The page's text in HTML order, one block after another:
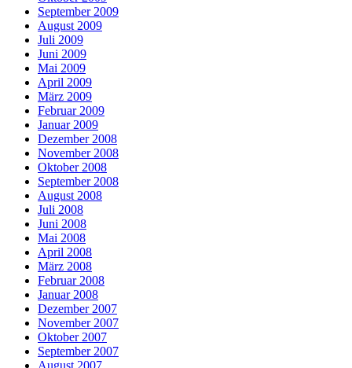
September 2009
August 2009
Juli 2009
Juni 2009
Mai 2009
April 2009
März 2009
Februar 2009
Januar 2009
Dezember 2008
November 2008
Oktober 2008
September 2008
August 2008
Juli 2008
Juni 2008
Mai 2008
April 2008
März 2008
Februar 2008
Januar 2008
Dezember 2007
November 2007
Oktober 2007
September 2007
August 2007